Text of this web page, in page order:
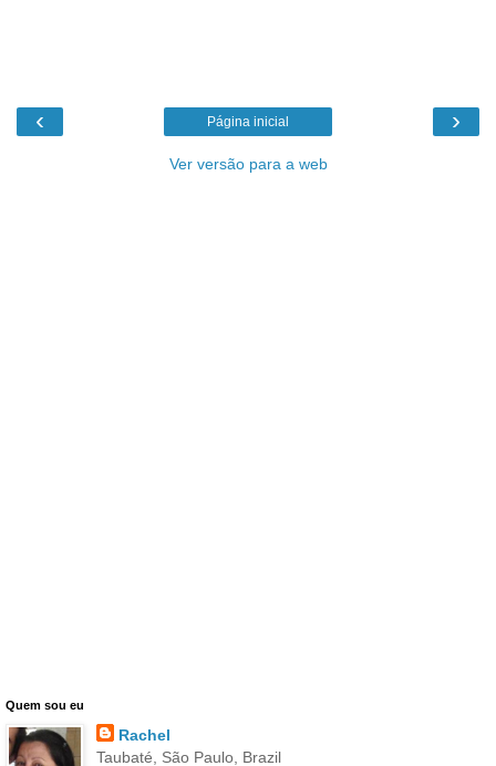
‹ ›
Página inicial
Ver versão para a web
Quem sou eu
Rachel
Taubaté, São Paulo, Brazil